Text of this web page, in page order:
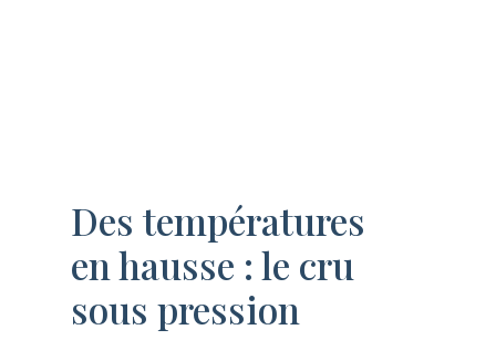
Des températures
en hausse : le cru
sous pression